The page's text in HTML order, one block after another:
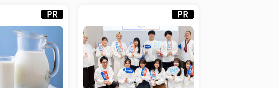
PR PR